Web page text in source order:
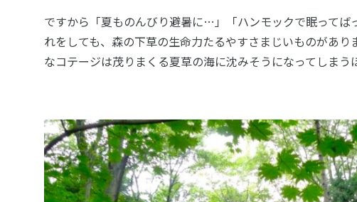
ですから「夏ものんびり避暑に…」「ハンモックで眠ってば
れをしても、森の下草の生命力たるやすさまじいものがあ
なコテージは茂りまくる夏草の海に沈みそうになってしまう